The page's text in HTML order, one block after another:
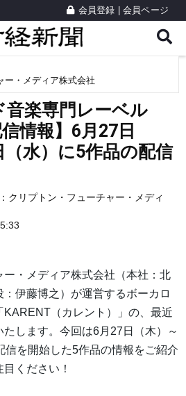
会員登録 会員ページ
ー・メディア株式会社
音楽専門レーベル
信情報】6月27日
（水）に5作品の配信
クリプトン・フューチャー・メディ
ー・メディア株式会社（本社：北
伊藤博之）が運営するボーカロ
KARENT（カレント）」の、最近
します。今回は6月27日（木）～
信を開始した5作品の情報をご紹介
ください！